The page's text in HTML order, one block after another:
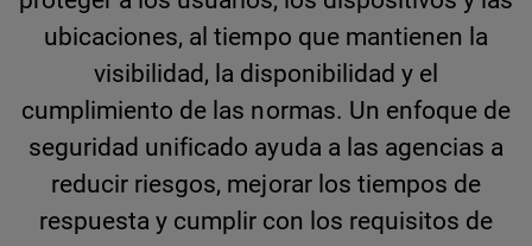
ubicaciones, al tiempo que mantienen la
visibilidad, la disponibilidad y el
cumplimiento de las normas. Un enfoque de
seguridad unificado ayuda a las agencias a
reducir riesgos, mejorar los tiempos de
respuesta y cumplir con los requisitos de